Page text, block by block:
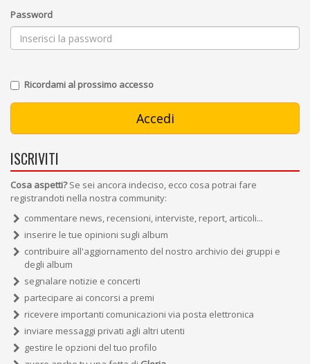
Password
Ricordami al prossimo accesso
ISCRIVITI
Cosa aspetti?Se sei ancora indeciso, ecco cosa potrai fare
registrandoti nella nostra community:
commentare news, recensioni, interviste, report, articoli...
inserire le tue opinioni sugli album
contribuire all'aggiornamento del nostro archivio dei gruppi e
degli album
segnalare notizie e concerti
partecipare ai concorsi a premi
ricevere importanti comunicazioni via posta elettronica
inviare messaggi privati agli altri utenti
gestire le opzioni del tuo profilo